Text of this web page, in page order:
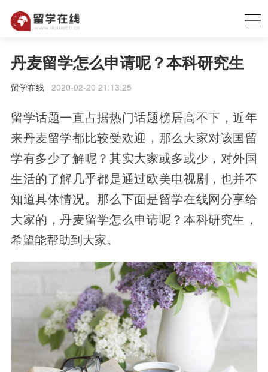
丹麦留学怎么申请呢？本科研究生
留学在线2020-02-20 21:13:25
留学话题一直占据热门话题榜居高不下，近年
来丹麦留学都比较受欢迎，那么大家对该国留
学有多少了解呢？其实大家或多或少，对外国
生活的了解几乎都是通过欧美电视剧，也并不
知道具体情况。那么下面是留学在线网分享给
大家的，丹麦留学怎么申请呢？本科研究生，
希望能帮助到大家。